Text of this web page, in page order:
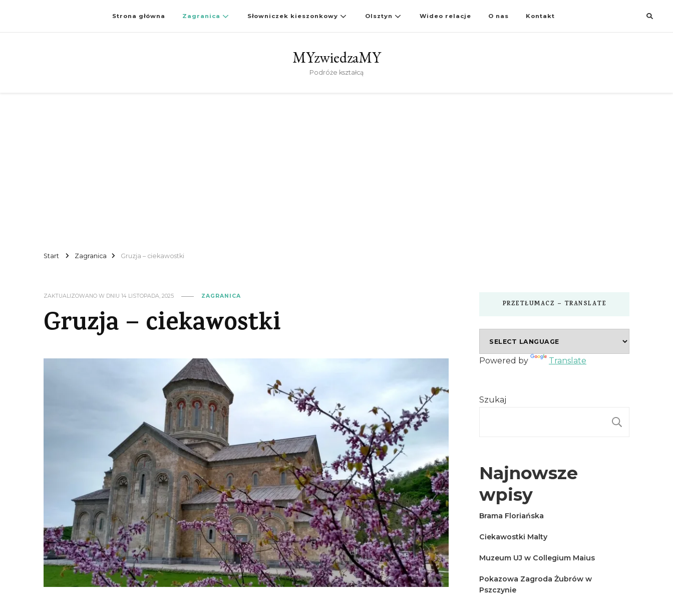
Strona główna Zagranica Słowniczek kieszonkowy Olsztyn Wideo relacje O nas Kontakt
MYzwiedzaMY
Podróże kształcą
Start Zagranica Gruzja – ciekawostki
ZAKTUALIZOWANO W DNIU 14 LISTOPADA, 2025 ZAGRANICA
Gruzja – ciekawostki
PRZETŁUMACZ – TRANSLATE
Powered by Translate
Szukaj
Najnowsze
wpisy
Brama Floriańska
Ciekawostki Malty
Muzeum UJ w Collegium Maius
Pokazowa Zagroda Żubrów w
Pszczynie